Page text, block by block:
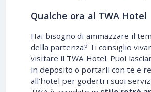
Qualche ora al TWA Hotel
Hai bisogno di ammazzare il
della partenza? Ti consiglio
visitare il TWA Hotel. Puoi
in deposito o portarli con te e
all’hotel per goderti i suoi